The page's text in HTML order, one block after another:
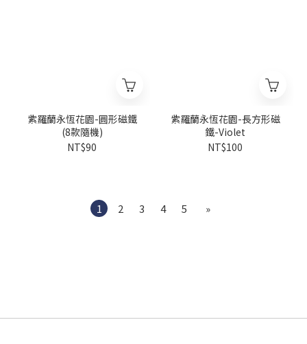
紫羅蘭永恆花園-圓形磁鐵
(8款隨機)
NT$90
紫羅蘭永恆花園-長方形磁
鐵-Violet
NT$100
1 2 3 4 5 »